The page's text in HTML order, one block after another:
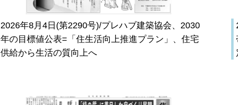
2026年8月4日(第2290号)/プレハブ建築協会、2030
年の目標値公表=「住生活向上推進プラン」、住宅
供給から生活の質向上へ